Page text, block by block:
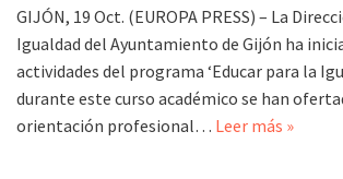
GIJÓN, 19 Oct. (EUROPA PRESS) – La
Igualdad del Ayuntamiento de Gijón ha
actividades del programa ‘Educar para la
durante este curso académico se han
orientación profesional… Leer más »